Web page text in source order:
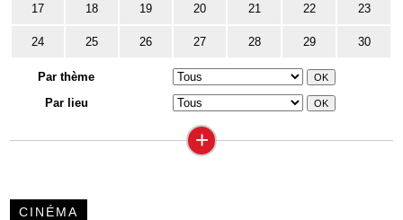
17 18 19 20 21 22 23
24 25 26 27 28 29 30
Par thème
Par lieu
+
CINÉMA